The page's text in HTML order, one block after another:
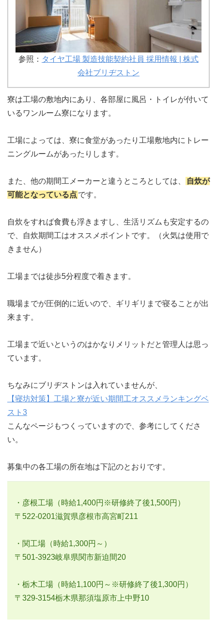
参照： タイヤ工場 製造技能契約社員 採用情報 | 株式
会社ブリヂストン
寮は工場の敷地内にあり、各部屋に風呂・トイレが付いて
いるワンルーム寮になります。
工場によっては、寮に食堂があったり工場敷地内にトレー
ニングルームがあったりします。
また、他の期間工メーカーと違うところとしては、
自炊が
可能となっている点 です。
自炊をすれば食費も浮きますし、生活リズムも安定するの
で、自炊期間工はオススメポイントです。（火気は使用で
きません）
工場までは徒歩5分程度で着きます。
職場までが圧倒的に近いので、ギリギリまで寝ることが出
来ます。
工場まで近いというのはかなりメリットだと管理人は思っ
ています。
ちなみにブリヂストンは入れていませんが、
【寝坊対策】工場と寮が近い期間工オススメランキングベ
スト3
こんなページもつくっていますので、参考にしてくださ
い。
募集中の各工場の所在地は下記のとおりです。
・彦根工場（時給1,400円※研修終了後1,500円）
〒522-0201滋賀県彦根市高宮町211
・関工場（時給1,300円～）
〒501-3923岐阜県関市新迫間20
・栃木工場（時給1,100円～※研修終了後1,300円）
〒329-3154栃木県那須塩原市上中野10